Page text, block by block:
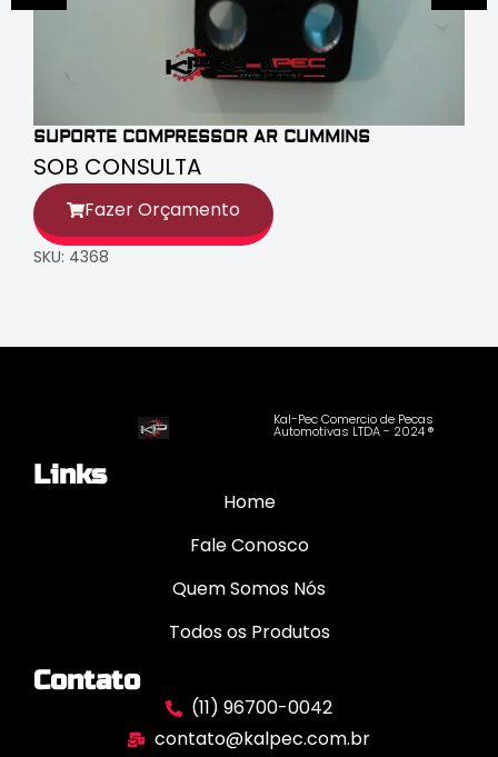
SUPORTE COMPRESSOR AR CUMMINS
SOB CONSULTA
Fazer Orçamento
SKU: 4368
Kal-Pec Comercio de Pecas
Automotivas LTDA - 2024 ®
Links
Home
Fale Conosco
Quem Somos Nós
Todos os Produtos
Contato
(11) 96700-0042
contato@kalpec.com.br